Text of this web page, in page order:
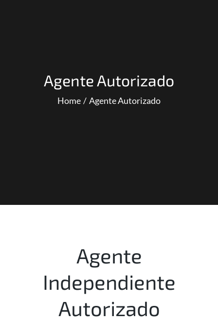
Agente Autorizado
Home Agente Autorizado
Agente
Independiente
Autorizado